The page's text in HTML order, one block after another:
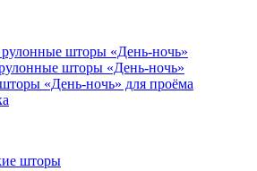
шторы «День-ночь»
шторы «День-ночь»
«День-ночь» для проёма
шторы